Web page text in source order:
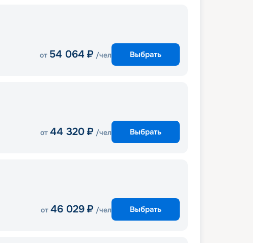
от 54 064 ₽ /чел Выбрать
от 44 320 ₽ /чел Выбрать
от 46 029 ₽ /чел Выбрать